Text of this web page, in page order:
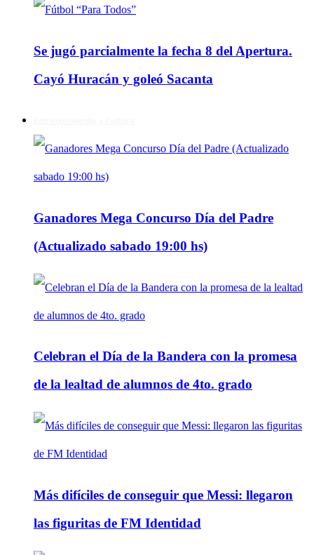
Se jugó parcialmente la fecha 8 del Apertura.
Cayó Huracán y goleó Sacanta
Ganadores Mega Concurso Día del Padre
(Actualizado sabado 19:00 hs)
Celebran el Día de la Bandera con la promesa
de la lealtad de alumnos de 4to. grado
Más difíciles de conseguir que Messi: llegaron
las figuritas de FM Identidad